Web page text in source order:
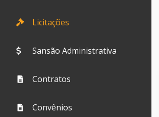
Licitações
Sansão Administrativa
Contratos
Convênios